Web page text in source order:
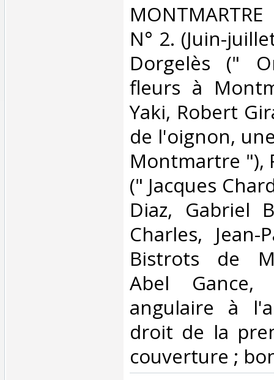
N° 2. (Juin-
Dorgelès ("
fleurs à
Yaki, Robert
de l'oignon,
Montmartre "),
(" Jacques
Diaz, Gabriel
Charles,
Bistrots de
Abel Gance,
angulaire à
droit de la
couverture ;